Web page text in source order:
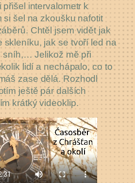
intervalometr k
si šel na zkoušku nafotit
Chtěl jsem vidět jak
skleníku, jak se tvoří led na
sníh,… Jelikož mě při
lidí a nechápalo, co to
zase dělá. Rozhodl
ještě pár dalších
krátký videoklip.